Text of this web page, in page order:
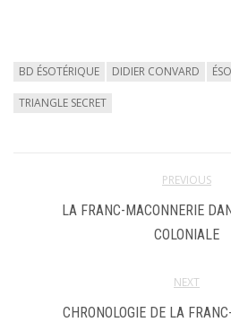
BD ÉSOTÉRIQUE DIDIER CONVARD
TRIANGLE SECRET
PREVIOUS
LA FRANC-MACONNERIE
COLONIALE
NEXT
CHRONOLOGIE DE LA